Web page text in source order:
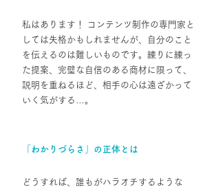
私はあります！ コンテンツ制作の専門家と
しては失格かもしれませんが、自分のこと
を伝えるのは難しいものです。練りに練っ
た提案、完璧な自信のある商材に限って、
説明を重ねるほど、相手の心は遠ざかって
いく気がする…。
「わかりづらさ」の正体とは
どうすれば、誰もがハラオチするような